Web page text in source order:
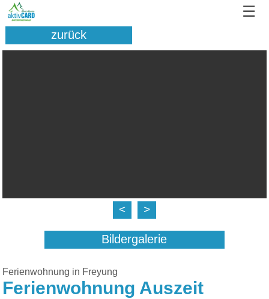
☰
zurück
< >
Bildergalerie
Ferienwohnung in Freyung
Ferienwohnung Auszeit